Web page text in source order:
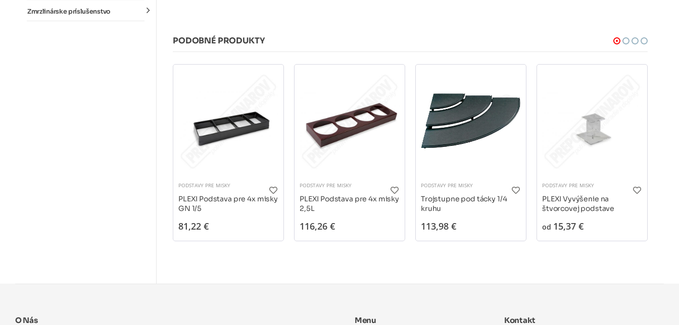
Zmrzlinárske príslušenstvo
PODOBNÉ PRODUKTY
PODSTAVY PRE MISKY
PLEXI Podstava pre 4x misky
GN 1/5
81,22 €
PODSTAVY PRE MISKY
PLEXI Podstava pre 4x misky
2,5L
116,26 €
PODSTAVY PRE MISKY
Trojstupne pod tácky 1/4
kruhu
113,98 €
PODSTAVY PRE MISKY
PLEXI Vyvýšenie na
štvorcovej podstave
od 15,37 €
O Nás Menu Kontakt